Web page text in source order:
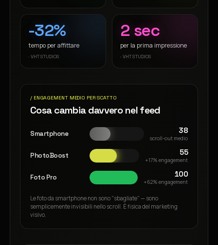
-32%
tempo per affittare
· VHT STUDIOS
2 sec
per la prima impressione
· VHT STUDIOS
/ ENGAGEMENT MEDIO PER SCATTO
Cosa cambia davvero nel feed
Smartphone 38
scroll-out medio
PhotoBoost 55
+17% engagement
Foto Pro 100
+62% engagement
Le foto da smartphone non sono "sbagliate" — sono
semplicemente invisibili nello scroll. È fisica del marketing
visivo.